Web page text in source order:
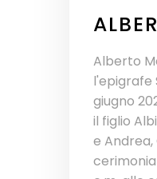
Alberto
l'epigrafe
giugno
il figlio
e